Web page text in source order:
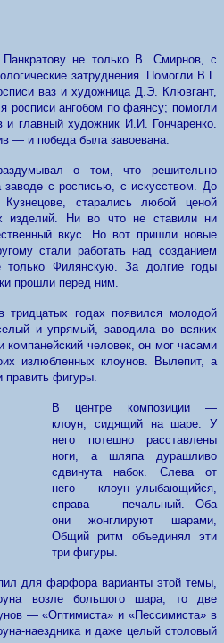
не только В. Смирнов, с
затруднения. Помогли В.Г.
ваз и художница Д.Э. Клювгант,
росписи ангобом по фаянсу; помогли
главный художник И.И. Гончаренко.
— и победа была завоевана.
о том, что решительно
заводе с росписью, с искусством. До
старались любой ценой
изделий. Ни во что не ставили ни
вкус. Но вот пришли новые
стали работать над созданием
только Филянскую. За долгие годы
прошли перед ним.
годах появился молодой
и упрямый, заводила во всяких
компанейский человек, он мог часами
излюбленных клоунов. Вылепит, а
править фигуры.
В центре композиции —
клоун, сидящий на шаре. У
него потешно расставлены
ноги, а шляпа дурашливо
сдвинута набок. Слева от
него — клоун улыбающийся,
справа — печальный. Оба
они жонглируют шарами,
Общий ритм объединял эти
три фигуры.
для фарфора варианты этой темы,
возле большого шара, то две
— «Оптимиста» и «Пессимиста» в
наездника и даже целый столовый